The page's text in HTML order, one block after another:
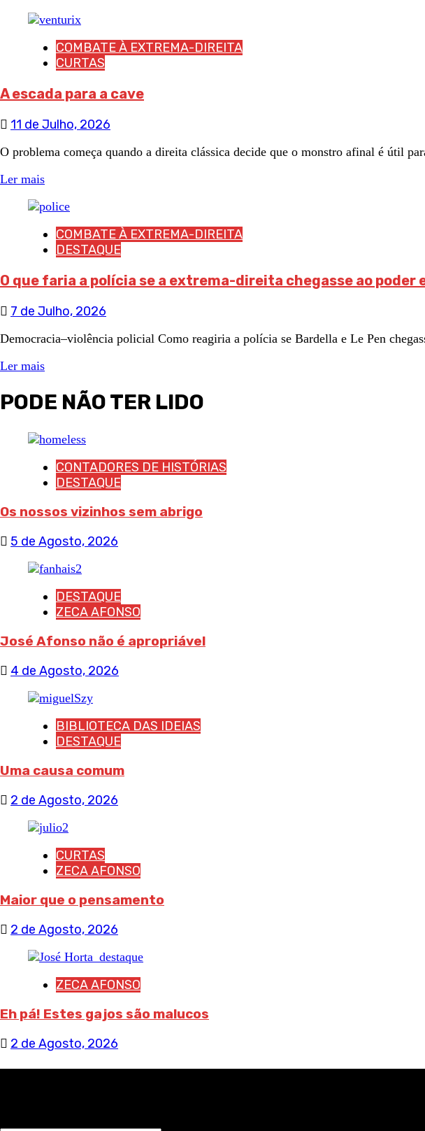
COMBATE À EXTREMA-DIREITA
CURTAS
A escada para a cave
11 de Julho, 2026
O problema começa quando a direita clássica decide que o monstro afinal é útil
Ler mais
COMBATE À EXTREMA-DIREITA
DESTAQUE
O que faria a polícia se a extrema-direita chegasse ao poder
7 de Julho, 2026
Democracia–violência policial Como reagiria a polícia se Bardella e Le Pen
Ler mais
PODE NÃO TER LIDO
CONTADORES DE HISTÓRIAS
DESTAQUE
Os nossos vizinhos sem abrigo
5 de Agosto, 2026
DESTAQUE
ZECA AFONSO
José Afonso não é apropriável
4 de Agosto, 2026
BIBLIOTECA DAS IDEIAS
DESTAQUE
Uma causa comum
2 de Agosto, 2026
CURTAS
ZECA AFONSO
Maior que o pensamento
2 de Agosto, 2026
ZECA AFONSO
Eh pá! Estes gajos são malucos
2 de Agosto, 2026